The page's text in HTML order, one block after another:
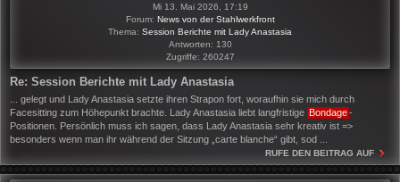
Mi 13. Mai 2026, 17:19
Forum: News von der Stahlwerkfront
Thema: Session Berichte mit Lady Anastasia
Antworten: 130
Zugriffe: 260247
Re: Session Berichte mit Lady Anastasia
... gelegt und Lady Anastasia setzte ihren Strapon fort, woraufhin sie mich durch
Facesitting zum Höhepunkt brachte. Lady Anastasia liebt langfristige Bondage-
Positionen. Persönlich muss ich sagen, dass Lady Anastasia sehr kreativ ist =>
besonders wenn man ihr während der Sitzung „carte blanche“ gibt, sod ...
RUFE DEN BEITRAG AUF